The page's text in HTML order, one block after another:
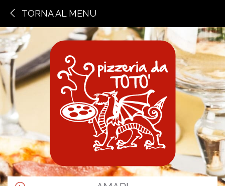
TORNA AL MENU